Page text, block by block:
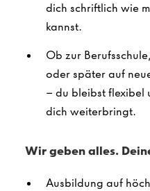
dich schriftlich wie
kannst.
Ob zur
oder später auf
– du bleibst flexibel
dich weiterbringt.
Wir geben alles.
Ausbildung auf